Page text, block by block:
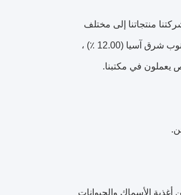
عام 2017 ومقرها في الصين. تبيع شركتنا منتجاتنا إلى مختلف
المناطق بما في ذلك أمريكا الوسطى (25.00٪) ، أمريكا الجنوبية (18.00٪).00%)، أفريقيا (12.00 ٪) ، جنوب شرق آسيا (12.00 ٪) ،
الأسماك والحيوانات